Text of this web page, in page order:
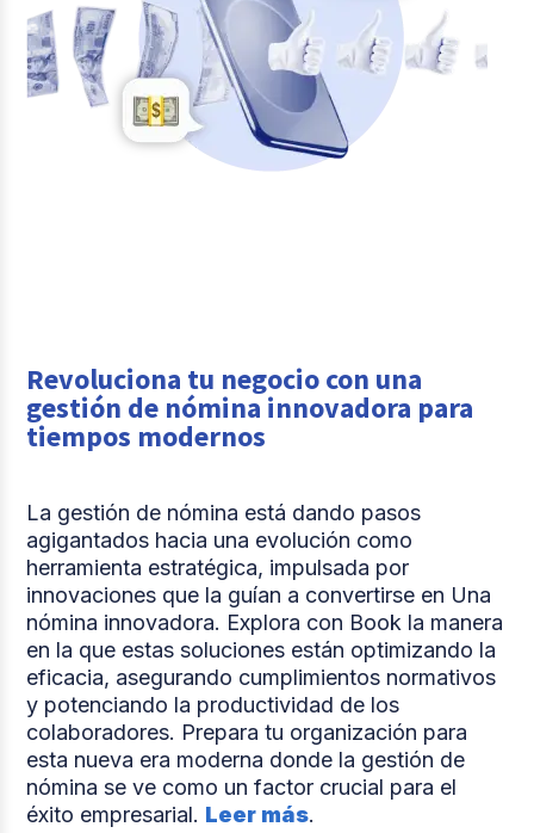
Revoluciona tu negocio con una
gestión de nómina innovadora para
tiempos modernos
La gestión de nómina está dando pasos
agigantados hacia una evolución como
herramienta estratégica, impulsada por
innovaciones que la guían a convertirse en Una
nómina innovadora. Explora con Book la manera
en la que estas soluciones están optimizando la
eficacia, asegurando cumplimientos normativos
y potenciando la productividad de los
colaboradores. Prepara tu organización para
esta nueva era moderna donde la gestión de
nómina se ve como un factor crucial para el
éxito empresarial. Leer más.